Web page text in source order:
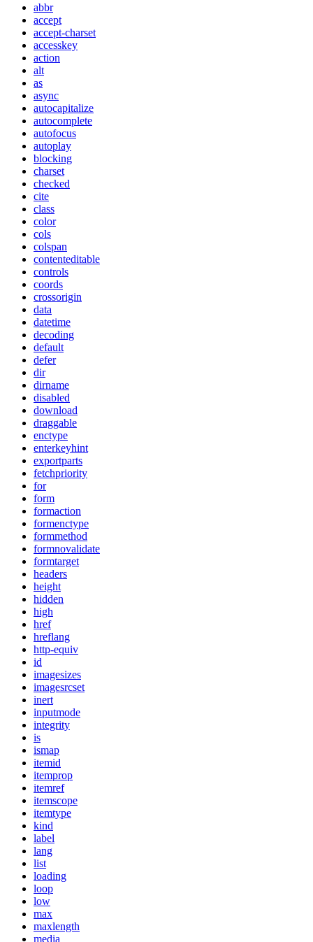
abbr
accept
accept-charset
accesskey
action
alt
as
async
autocapitalize
autocomplete
autofocus
autoplay
blocking
charset
checked
cite
class
color
cols
colspan
contenteditable
controls
coords
crossorigin
data
datetime
decoding
default
defer
dir
dirname
disabled
download
draggable
enctype
enterkeyhint
exportparts
fetchpriority
for
form
formaction
formenctype
formmethod
formnovalidate
formtarget
headers
height
hidden
high
href
hreflang
http-equiv
id
imagesizes
imagesrcset
inert
inputmode
integrity
is
ismap
itemid
itemprop
itemref
itemscope
itemtype
kind
label
lang
list
loading
loop
low
max
maxlength
media